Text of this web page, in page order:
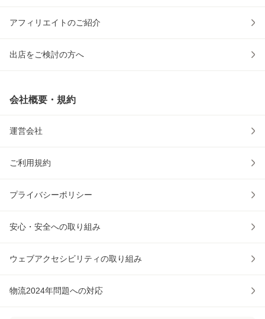
アフィリエイトのご紹介
出店をご検討の方へ
会社概要・規約
運営会社
ご利用規約
プライバシーポリシー
安心・安全への取り組み
ウェブアクセシビリティの取り組み
物流2024年問題への対応